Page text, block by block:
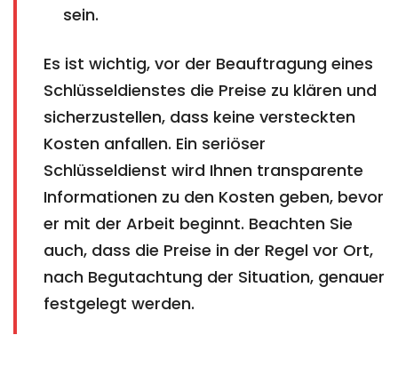
sein.
Es ist wichtig, vor der Beauftragung eines
Schlüsseldienstes die Preise zu klären und
sicherzustellen, dass keine versteckten
Kosten anfallen. Ein seriöser
Schlüsseldienst wird Ihnen transparente
Informationen zu den Kosten geben, bevor
er mit der Arbeit beginnt. Beachten Sie
auch, dass die Preise in der Regel vor Ort,
nach Begutachtung der Situation, genauer
festgelegt werden.